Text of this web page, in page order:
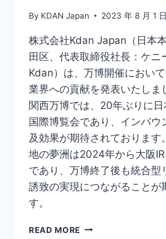
採
担
当
者
応
援
キ
ャ
ン
ー
ン
By KDAN Japan 2023 年 8 月 1 日
株式会社Kdan Japan（日本
田区、代表取締役社長：ケニ
Kdan）は、万博開催におい
業界への貢献を発表いたし
関西万博では、20年ぶりに日
国際博覧会であり、インバウ
及効果が期待されております
地の夢洲は2024年から大阪
であり、万博終了後も統合型
誘致の実現につながることが
す。
READ MORE KDAN